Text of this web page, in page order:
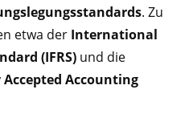
. Zu
etwa der International
(IFRS) und die
Accounting